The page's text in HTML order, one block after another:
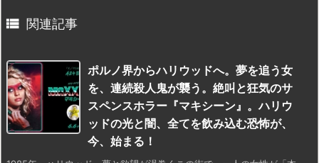
 関連記事
ポルノ界からハリウッドへ。夢を追う女
を、連続殺人鬼が襲う。絶叫と狂気のサ
スペンスホラー『マキシーン』。ハリウ
ッドの光と闇、全てを飲み込む恐怖が、
今、始まる！